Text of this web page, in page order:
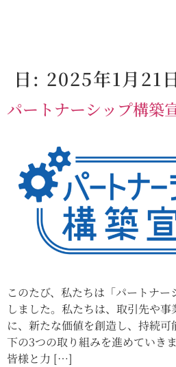
日: 2025年1月21
パートナーシップ構築
このたび、私たちは「パートナ
しました。私たちは、取引先や
に、新たな価値を創造し、持続
下の3つの取り組みを進めていき
皆様と力 […]